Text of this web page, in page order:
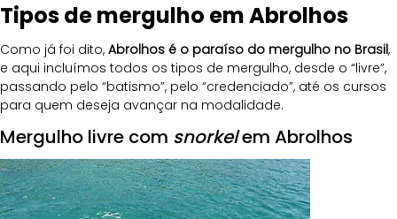
Tipos de mergulho em Abrolhos
Como já foi dito, Abrolhos é o paraíso do mergulho no Brasil,
e aqui incluímos todos os tipos de mergulho, desde o “livre”,
passando pelo “batismo”, pelo “credenciado”, até os cursos
para quem deseja avançar na modalidade.
Mergulho livre com snorkel em Abrolhos